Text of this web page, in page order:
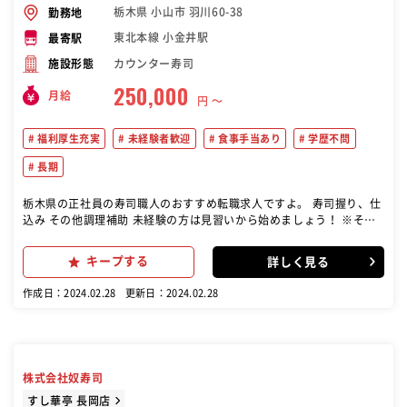
勤務地 栃木県 小山市 羽川60-38
最寄駅 東北本線 小金井駅
施設形態 カウンター寿司
月給 250,000 円 〜
福利厚生充実 未経験者歓迎 食事手当あり 学歴不問
長期
栃木県の正社員の寿司職人のおすすめ転職求人ですよ。 寿司握り、仕
込み その他調理補助 未経験の方は見習いから始めましょう！ ※その
キープする 詳しく見る
作成日：2024.02.28 更新日：2024.02.28
株式会社奴寿司
すし華亭 長岡店